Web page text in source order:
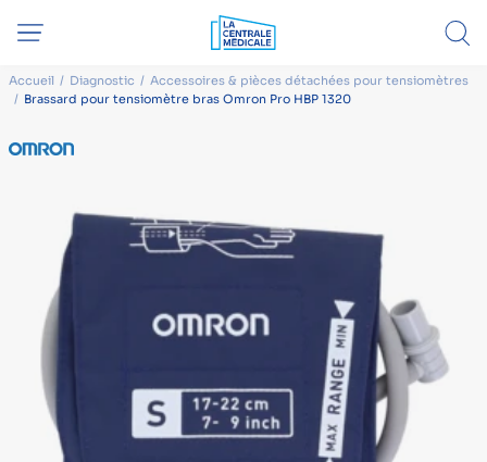
Accueil Diagnostic
Accessoires & pièces détachées pour tensiomètres
Brassard pour tensiomètre bras Omron Pro HBP 1320